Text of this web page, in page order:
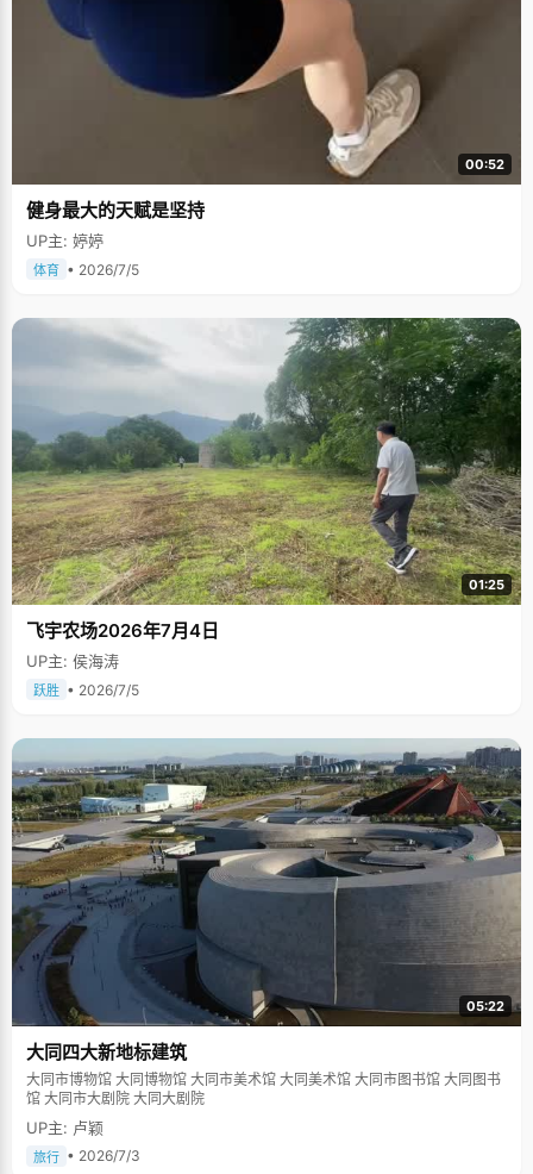
00:52
健身最大的天赋是坚持
UP主: 婷婷
体育 • 2026/7/5
01:25
飞宇农场2026年7月4日
UP主: 侯海涛
跃胜 • 2026/7/5
05:22
大同四大新地标建筑
大同市博物馆 大同博物馆 大同市美术馆 大同美术馆 大同市图书馆 大同图书
馆 大同市大剧院 大同大剧院
UP主: 卢颖
旅行 • 2026/7/3